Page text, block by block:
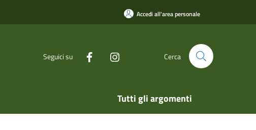
Accedi all'area personale
Seguici su Cerca
Tutti gli argomenti